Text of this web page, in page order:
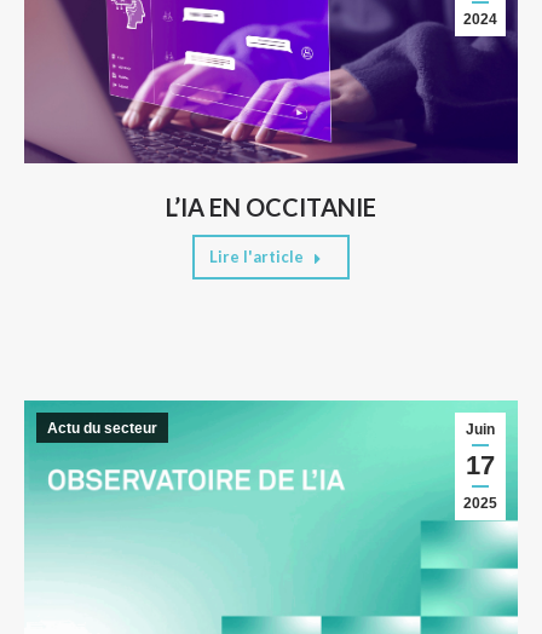
L’IA EN OCCITANIE
2024
Lire l'article
Juin
17
2025
Actu du secteur